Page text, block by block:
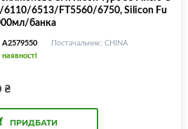
6110/6513/FT5560/6750, Silicon Fu
банка
A2579550
Постачальник: CHINA
наявності
₴
ПРИДБАТИ